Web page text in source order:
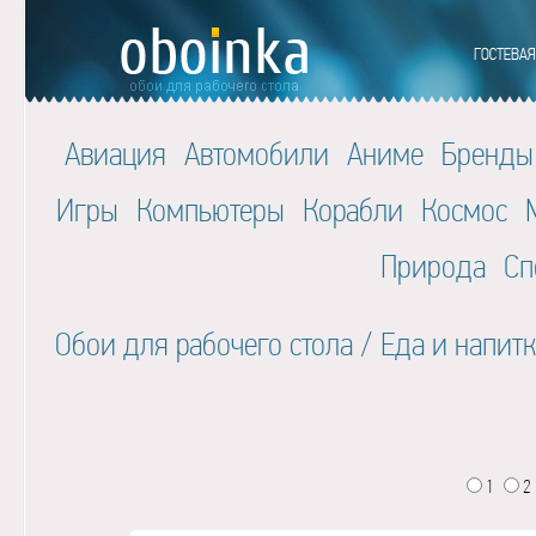
Авиация Автомобили Аниме Бренды
Игры Компьютеры Корабли Космос
Природа
Обои для рабочего стола/ Еда и
1 2